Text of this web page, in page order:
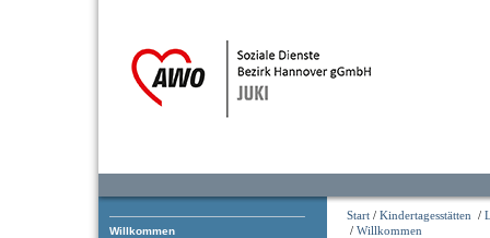
Willkommen
Start / Kindertagesstätten /
/ Willkommen